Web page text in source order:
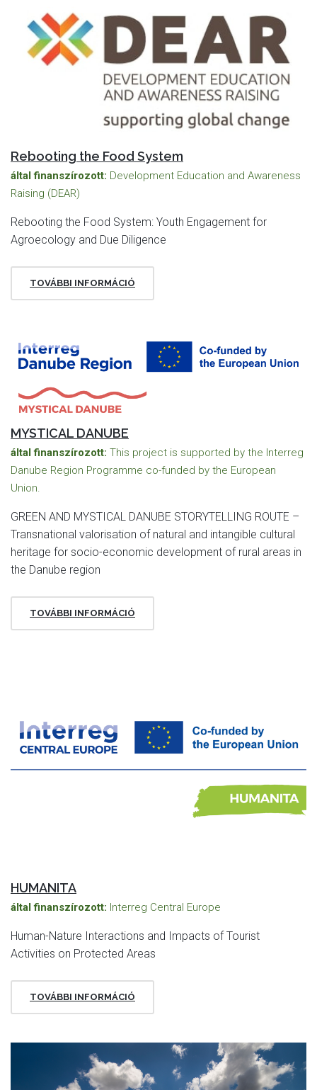
Rebooting the Food System
által finanszírozott: Development Education and Awareness
Raising (DEAR)
Rebooting the Food System: Youth Engagement for
Agroecology and Due Diligence
TOVÁBBI INFORMÁCIÓ
MYSTICAL DANUBE
által finanszírozott: This project is supported by the Interreg
Danube Region Programme co-funded by the European
Union.
GREEN AND MYSTICAL DANUBE STORYTELLING ROUTE –
Transnational valorisation of natural and intangible cultural
heritage for socio-economic development of rural areas in
the Danube region
TOVÁBBI INFORMÁCIÓ
HUMANITA
által finanszírozott: Interreg Central Europe
Human-Nature Interactions and Impacts of Tourist
Activities on Protected Areas
TOVÁBBI INFORMÁCIÓ